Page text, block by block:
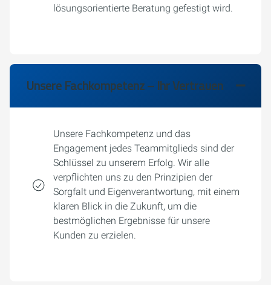
lösungsorientierte Beratung gefestigt wird.
Unsere Fachkompetenz – Ihr Vertrauen
Unsere Fachkompetenz und das
Engagement jedes Teammitglieds sind der
Schlüssel zu unserem Erfolg. Wir alle
verpflichten uns zu den Prinzipien der
Sorgfalt und Eigenverantwortung, mit einem
klaren Blick in die Zukunft, um die
bestmöglichen Ergebnisse für unsere
Kunden zu erzielen.